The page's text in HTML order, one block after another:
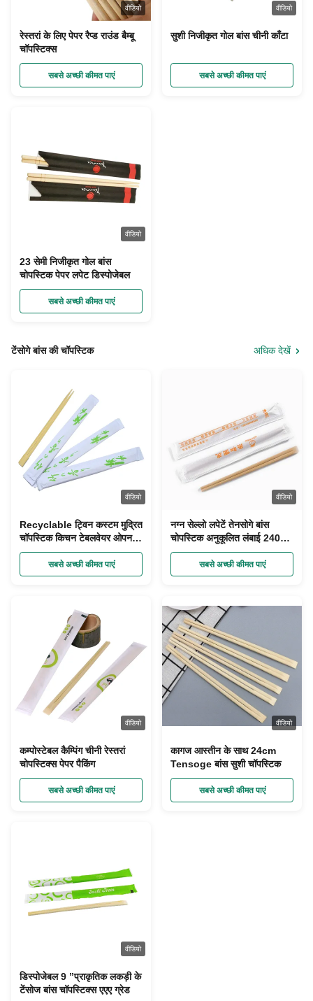
वीडियो
रेस्तरां के लिए पेपर रैप्ड राउंड बैम्बू
चॉपस्टिक्स
सबसे अच्छी कीमत पाएं
वीडियो
सुशी निजीकृत गोल बांस चीनी काँटा
सबसे अच्छी कीमत पाएं
वीडियो
23 सेमी निजीकृत गोल बांस
चोपस्टिक पेपर लपेट डिस्पोजेबल
सबसे अच्छी कीमत पाएं
टेंसोगे बांस की चॉपस्टिक अधिक देखें
वीडियो
Recyclable ट्विन कस्टम मुद्रित
चॉपस्टिक किचन टेबलवेयर ओपन
पेपर पैकिंग
सबसे अच्छी कीमत पाएं
वीडियो
नग्न सेल्लो लपेटें तेनसोगे बांस
चोपस्टिक अनुकूलित लंबाई 240
मिमी
सबसे अच्छी कीमत पाएं
वीडियो
कम्पोस्टेबल कैम्पिंग चीनी रेस्तरां
चोपस्टिक्स पेपर पैकिंग
सबसे अच्छी कीमत पाएं
वीडियो
कागज आस्तीन के साथ 24cm
Tensoge बांस सुशी चॉपस्टिक
सबसे अच्छी कीमत पाएं
वीडियो
डिस्पोजेबल 9 ”प्राकृतिक लकड़ी के
टेंसोज बांस चॉपस्टिक्स एएए ग्रेड